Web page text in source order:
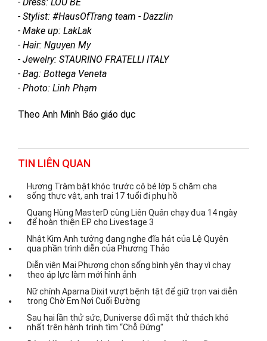
- Stylist: #HausOfTrang team - Dazzlin
- Make up: LakLak
- Hair: Nguyen My
- Jewelry: STAURINO FRATELLI ITALY
- Bag: Bottega Veneta
- Photo: Linh Phạm
Theo Anh Minh Báo giáo dục
TIN LIÊN QUAN
Hương Tràm bật khóc trước cô bé lớp 5 chăm cha
sống thực vật, anh trai 17 tuổi đi phụ hồ
Quang Hùng MasterD cùng Liên Quân chạy đua 14 ngày
để hoàn thiện EP cho Livestage 3
Nhật Kim Anh tưởng đang nghe đĩa hát của Lệ Quyên
qua phần trình diễn của Phương Thảo
Diễn viên Mai Phượng chọn sống bình yên thay vì chạy
theo áp lực làm mới hình ảnh
Nữ chính Aparna Dixit vượt bệnh tật để giữ trọn vai diễn
trong Chờ Em Nơi Cuối Đường
Sau hai lần thử sức, Duniverse đối mặt thử thách khó
nhất trên hành trình tìm “Chỗ Đứng"